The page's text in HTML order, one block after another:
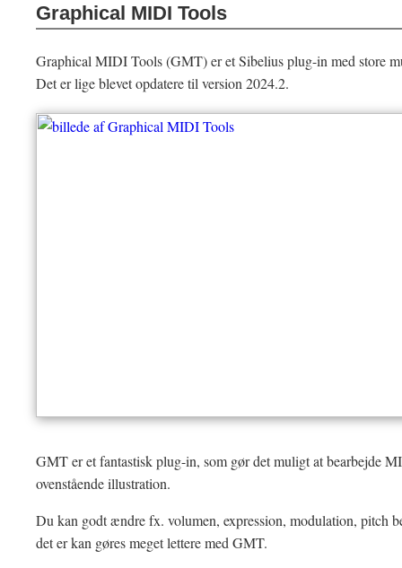
Graphical MIDI Tools
Graphical MIDI Tools (GMT) er et Sibelius plug-in med store
Det er lige blevet opdatere til version 2024.2.
GMT er et fantastisk plug-in, som gør det muligt at bearbejde
ovenstående illustration.
Du kan godt ændre fx. volumen, expression, modulation, pitch
det er kan gøres meget lettere med GMT.